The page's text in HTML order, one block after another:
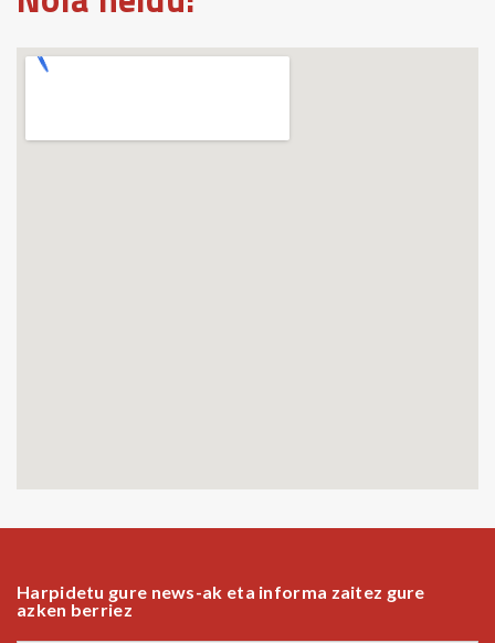
Harpidetu gure news-ak eta informa zaitez gure
azken berriez